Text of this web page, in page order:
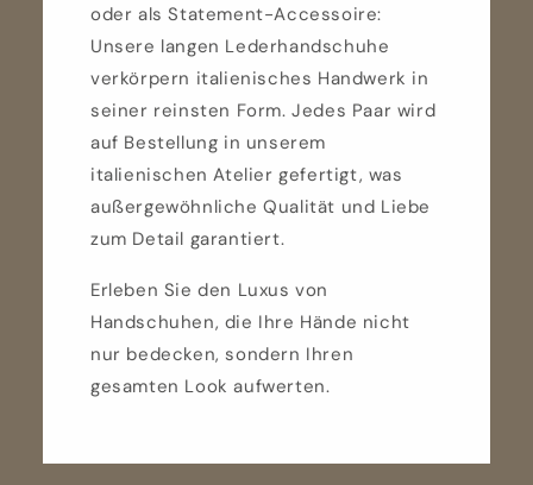
oder als Statement-Accessoire:
Unsere langen Lederhandschuhe
verkörpern italienisches Handwerk in
seiner reinsten Form. Jedes Paar wird
auf Bestellung in unserem
italienischen Atelier gefertigt, was
außergewöhnliche Qualität und Liebe
zum Detail garantiert.
Erleben Sie den Luxus von
Handschuhen, die Ihre Hände nicht
nur bedecken, sondern Ihren
gesamten Look aufwerten.